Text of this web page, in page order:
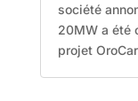
société
20MW a été
projet